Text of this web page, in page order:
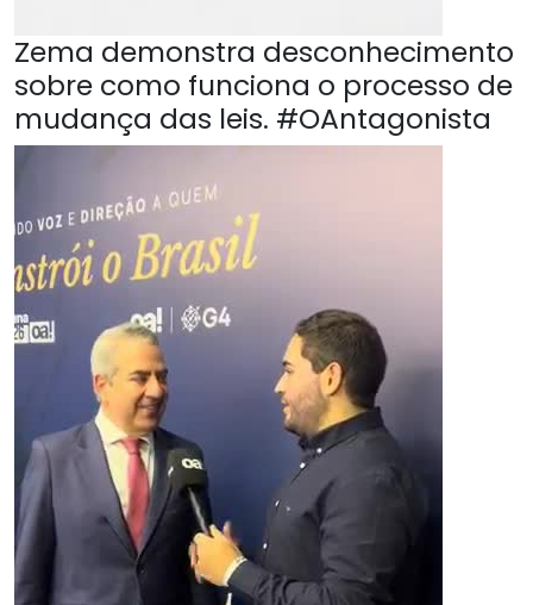
Zema demonstra desconhecimento
sobre como funciona o processo de
mudança das leis. #OAntagonista